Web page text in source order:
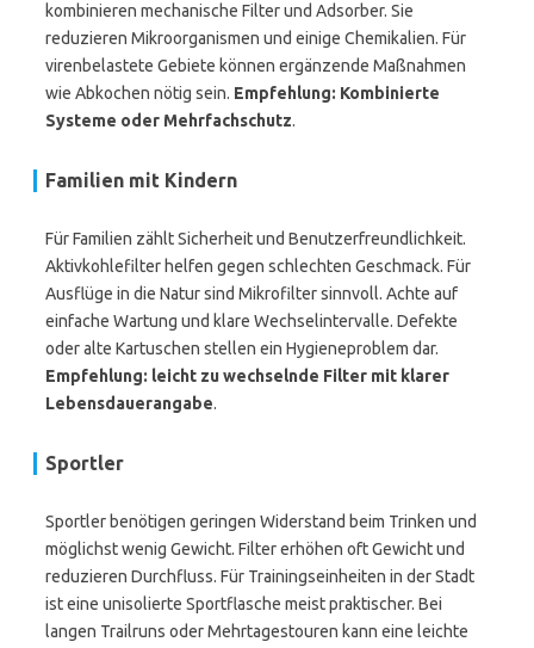
kombinieren mechanische Filter und Adsorber. Sie
reduzieren Mikroorganismen und einige Chemikalien. Für
virenbelastete Gebiete können ergänzende Maßnahmen
wie Abkochen nötig sein. Empfehlung: Kombinierte
Systeme oder Mehrfachschutz.
Familien mit Kindern
Für Familien zählt Sicherheit und Benutzerfreundlichkeit.
Aktivkohlefilter helfen gegen schlechten Geschmack. Für
Ausflüge in die Natur sind Mikrofilter sinnvoll. Achte auf
einfache Wartung und klare Wechselintervalle. Defekte
oder alte Kartuschen stellen ein Hygieneproblem dar.
Empfehlung: leicht zu wechselnde Filter mit klarer
Lebensdauerangabe.
Sportler
Sportler benötigen geringen Widerstand beim Trinken und
möglichst wenig Gewicht. Filter erhöhen oft Gewicht und
reduzieren Durchfluss. Für Trainingseinheiten in der Stadt
ist eine unisolierte Sportflasche meist praktischer. Bei
langen Trailruns oder Mehrtagestouren kann eine leichte